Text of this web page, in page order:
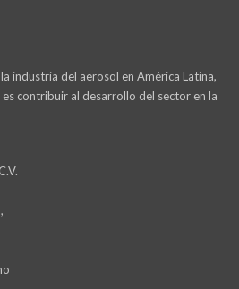
industria del aerosol en América Latina,
contribuir al desarrollo del sector en la